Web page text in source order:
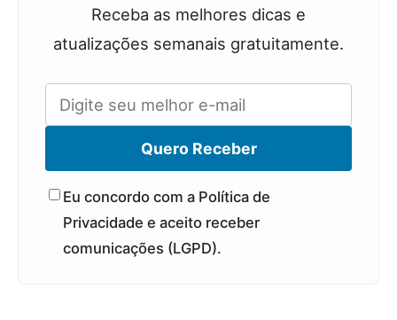
Receba as melhores dicas e
atualizações semanais gratuitamente.
Quero Receber
Eu concordo com a Política de
Privacidade e aceito receber
comunicações (LGPD).